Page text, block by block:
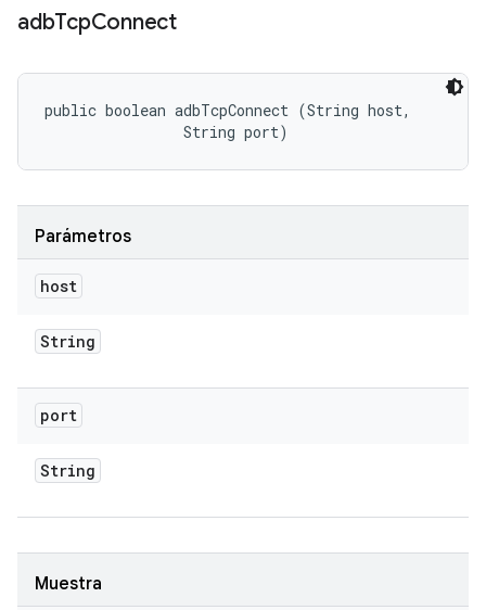
adbTcpConnect
public boolean adbTcpConnect (String host,
                String port)
Parámetros
host
String
port
String
Muestra